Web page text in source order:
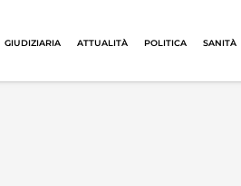
GIUDIZIARIA ATTUALITÀ POLITICA SANITÀ